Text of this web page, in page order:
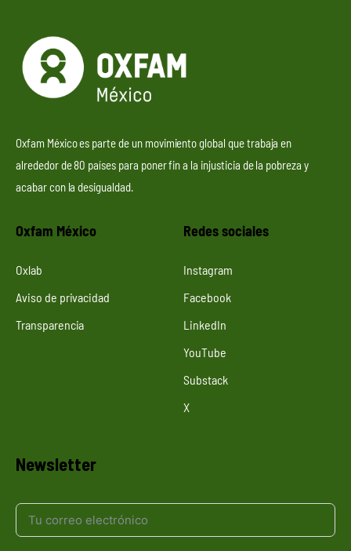
Oxfam México es parte de un movimiento global que trabaja en
alrededor de 80 países para poner fin a la injusticia de la pobreza y
acabar con la desigualdad.
Oxfam México
Oxlab
Aviso de privacidad
Transparencia
Redes sociales
Instagram
Facebook
LinkedIn
YouTube
Substack
X
Newsletter